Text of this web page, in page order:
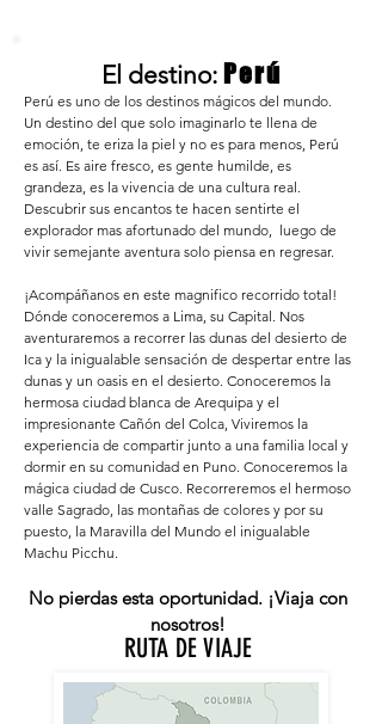
RUTA DE VIAJE
Perú es uno de los destinos mágicos del mundo.
Un destino del que solo imaginarlo te llena de
emoción, te eriza la piel y no es para menos, Perú
es así. Es aire fresco, es gente humilde, es
grandeza, es la vivencia de una cultura real.
Descubrir sus encantos te hacen sentirte el
explorador mas afortunado del mundo, luego de
vivir semejante aventura solo piensa en regresar.
¡Acompáñanos en este magnifico recorrido total!
Dónde conoceremos a Lima, su Capital. Nos
aventuraremos a recorrer las dunas del desierto de
Ica y la inigualable sensación de despertar entre las
dunas y un oasis en el desierto. Conoceremos la
hermosa ciudad blanca de Arequipa y el
impresionante Cañón del Colca, Viviremos la
experiencia de compartir junto a una familia local y
dormir en su comunidad en Puno. Conoceremos la
mágica ciudad de Cusco. Recorreremos el hermoso
valle Sagrado, las montañas de colores y por su
puesto, la Maravilla del Mundo el inigualable
Machu Picchu.
No pierdas esta oportunidad. ¡Viaja con
nosotros!
El destino: Perú